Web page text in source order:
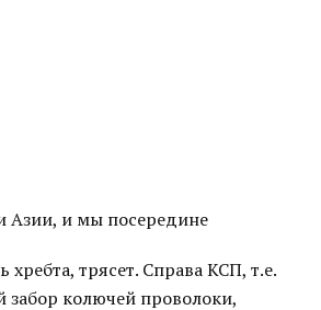
Азии, и мы посередине
хребта, трясет. Справа КСП, т.е.
забор колючей проволоки,